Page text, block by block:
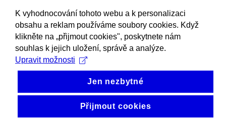
K vyhodnocování tohoto webu a k personalizaci
obsahu a reklam používáme soubory cookies. Když
klikněte na „přijmout cookies", poskytnete nám
souhlas k jejich uložení, správě a analýze.
Upravit možnosti
Jen nezbytné
Přijmout cookies